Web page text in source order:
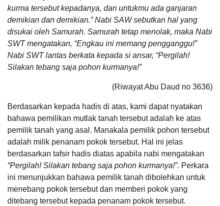
kurma tersebut kepadanya, dan untukmu ada ganjaran
demikian dan demikian.” Nabi SAW sebutkan hal yang
disukai oleh Samurah. Samurah tetap menolak, maka Nabi
SWT mengatakan, “Engkau ini memang pengganggu!”
Nabi SWT lantas berkata kepada si ansar, “Pergilah!
Silakan tebang saja pohon kurmanya!”
(Riwayat Abu Daud no 3636)
Berdasarkan kepada hadis di atas, kami dapat nyatakan
bahawa pemilikan mutlak tanah tersebut adalah ke atas
pemilik tanah yang asal. Manakala pemilik pohon tersebut
adalah milik penanam pokok tersebut. Hal ini jelas
berdasarkan tafsir hadis diatas apabila nabi mengatakan
“Pergilah! Silakan tebang saja pohon kurmanya!”. Perkara
ini menunjukkan bahawa pemilik tanah dibolehkan untuk
menebang pokok tersebut dan memberi pokok yang
ditebang tersebut kepada penanam pokok tersebut.